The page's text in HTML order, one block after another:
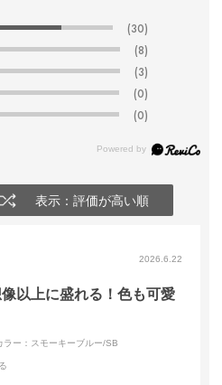
(30)
(8)
(3)
(0)
(0)
表示：評価が高い順
2026.6.22
以上に盛れる！色も可愛
ラー：スモーキーブルー/SB